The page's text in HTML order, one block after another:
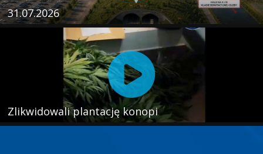
31.07.2026
Zlikwidowali plantację konopi